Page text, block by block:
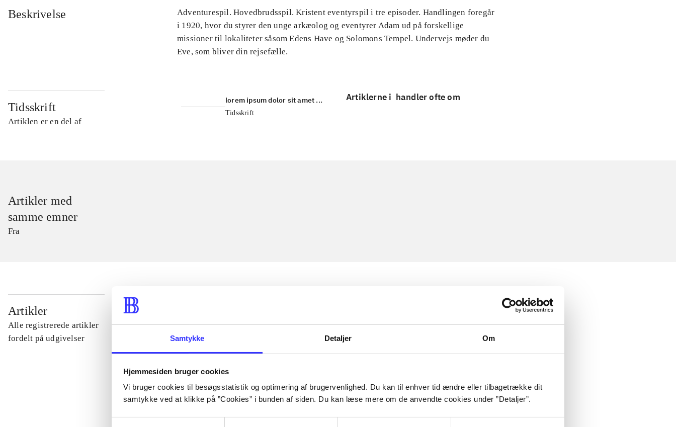
Samtykke Detaljer Om
Hjemmesiden bruger cookies
Vi bruger cookies til besøgsstatistik og optimering af brugervenlighed. Du kan til enhver tid ændre eller tilbagetrække dit
samtykke ved at klikke på ”Cookies” i bunden af siden. Du kan læse mere om de anvendte cookies under ”Detaljer”.
Beskrivelse
Adventurespil. Hovedbrudsspil. Kristent eventyrspil i tre episoder. Handlingen foregår
i 1920, hvor du styrer den unge arkæolog og eventyrer Adam ud på forskellige
missioner til lokaliteter såsom Edens Have og Solomons Tempel. Undervejs møder du
Eve, som bliver din rejsefælle.
Tidsskrift
Artiklen er en del af
lorem ipsum dolor sit amet ...
Tidsskrift
Artiklerne i handler ofte om
Artikler med
samme emner
Fra
Artikler
Alle registrerede artikler
fordelt på udgivelser
...
...
...